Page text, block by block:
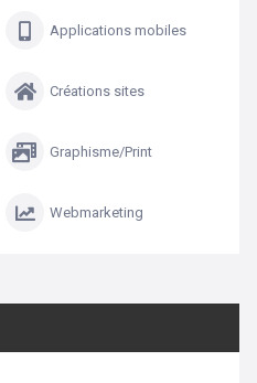
Applications mobiles
Créations sites
Graphisme/Print
Webmarketing